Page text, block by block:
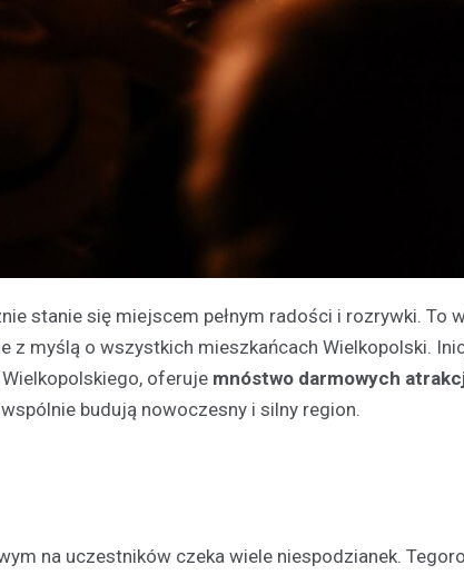
stanie się miejscem pełnym radości i rozrywki. To
z myślą o wszystkich mieszkańcach Wielkopolski.
oferuje mnóstwo darmowych
budują nowoczesny i silny region.
na uczestników czeka wiele niespodzianek.